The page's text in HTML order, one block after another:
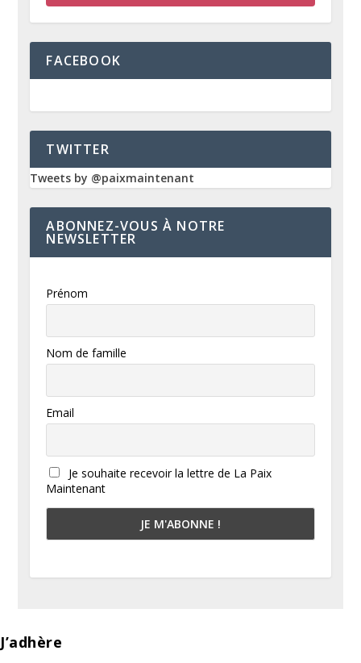
FACEBOOK
TWITTER
Tweets by @paixmaintenant
ABONNEZ-VOUS À NOTRE
NEWSLETTER
Prénom
Nom de famille
Email
Je souhaite recevoir la lettre de La Paix
Maintenant
J’adhère